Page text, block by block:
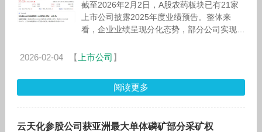
截至2026年2月2日，A股农药板块已有21家
上市公司披露2025年度业绩预告。整体来
看，企业业绩呈现分化态势，部分公司实现扭
滑或持续亏损。以下为各公司业
2026-02-04 【 上市公司 】
阅读更多
云天化参股公司获亚洲最大单体磷矿部分采矿权